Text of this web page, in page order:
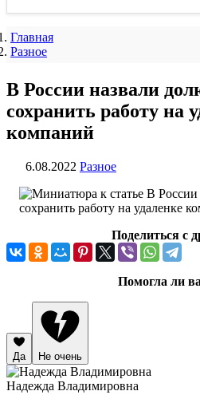
Главная
Разное
В России назвали
сохранить работу на
компаний
6.08.2022 Разное
Поделиться с
Помогла ли
Да Не очень
Надежда Владимировна